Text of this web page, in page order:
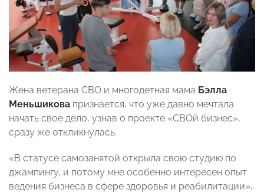
Жена ветерана СВО и многодетная мама Бэлла
Меньшикова признается, что уже давно мечтала
начать свое дело, узнав о проекте «СВОй бизнес»,
сразу же откликнулась.
«В статусе самозанятой открыла свою студию по
джампингу, и потому мне особенно интересен опыт
ведения бизнеса в сфере здоровья и реабилитации»,